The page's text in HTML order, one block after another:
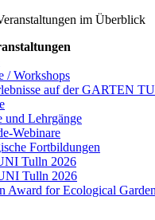
im Überblick
/ Workshops
auf der GARTEN
und Lehrgänge
Webinare
Fortbildungen
Tulln 2026
Tulln 2026
Award for Ecological